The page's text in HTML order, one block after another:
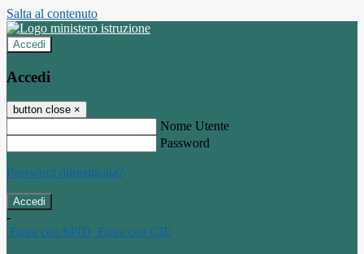
Salta al contenuto
Accedi
Accedi
button close ×
Nome Utente
Password
Password dimenticata?
-
Entra con SPID Entra con CIE